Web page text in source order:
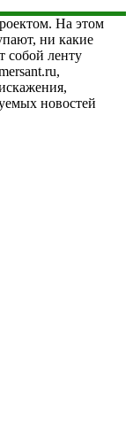
На этом
ни какие
собой ленту
новостей